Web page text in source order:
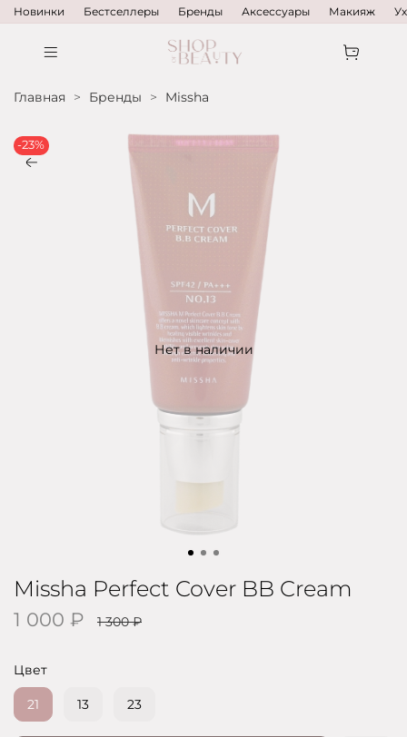
Новинки Бестселлеры Бренды Аксессуары Макияж
Главная Бренды Missha
Нет в наличии
-23%
Missha Perfect Cover BB Cream
1 000 ₽ 1 300 ₽
Цвет
21 13 23